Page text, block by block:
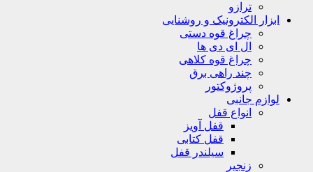
ترازو
ابزار الکترونیک و روشنایی
چراغ قوه دستی
ال ای دی ها
چراغ قوه کلاهی
چند راهی برق
پروژوکتور
لوازم جانبی
انواع قفل
قفل آویز
قفل کتابی
سیلندر قفل
زنجیر